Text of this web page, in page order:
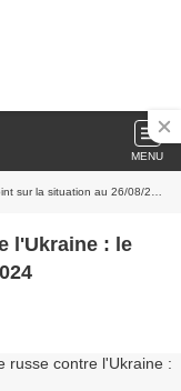
MENU
sur la situation au 26/08/2024
l'Ukraine : le